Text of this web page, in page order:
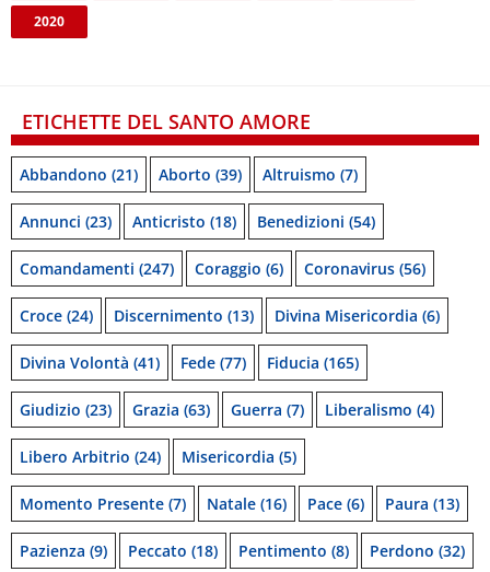
2020
ETICHETTE DEL SANTO AMORE
Abbandono (21) Aborto (39) Altruismo (7)
Annunci (23) Anticristo (18) Benedizioni (54)
Comandamenti (247) Coraggio (6) Coronavirus (56)
Croce (24) Discernimento (13) Divina Misericordia (6)
Divina Volontà (41) Fede (77) Fiducia (165)
Giudizio (23) Grazia (63) Guerra (7) Liberalismo (4)
Libero Arbitrio (24) Misericordia (5)
Momento Presente (7) Natale (16) Pace (6) Paura (13)
Pazienza (9) Peccato (18) Pentimento (8) Perdono (32)